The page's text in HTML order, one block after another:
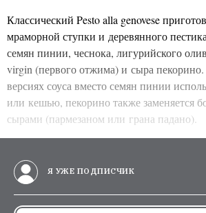
Классический Pesto alla genovese
мраморной ступки и деревянного
семян пинии, чеснока, лигурийского
virgin (первого отжима) и сыра
версиях соуса вместо семян пинии
или кешью, пекорино также заменяется
сырами (пармезаном или грана падано).
Я УЖЕ ПОДПИСЧИК